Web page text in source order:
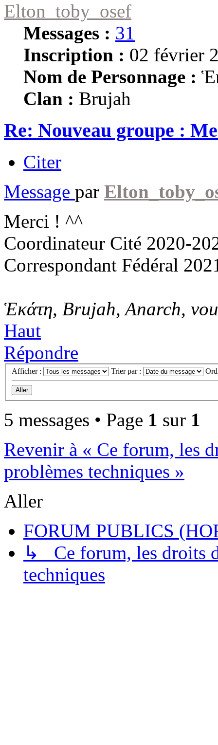
Elton_toby_osef
Messages : 31
Inscription : 02 février
Nom de Personnage :
Clan : Brujah
Re: Nouveau groupe :
Citer
Message par
Merci ! ^^
Coordinateur Cité 2020-
Correspondant Fédéral
Ἑκάτη, Brujah, Anarch,
Haut
Répondre
Afficher : Trier par :
5 messages • Page 1 sur 1
Revenir à « Ce forum, les
problèmes techniques »
Aller
FORUM PUBLICS
↳ Ce forum, les droits
techniques